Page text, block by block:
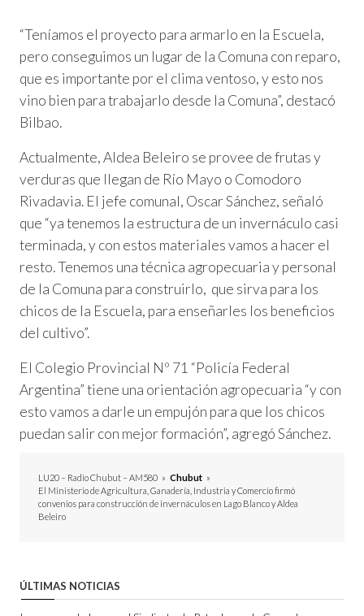
“Teníamos el proyecto para armarlo en la Escuela,
pero conseguimos un lugar de la Comuna con reparo,
que es importante por el clima ventoso, y esto nos
vino bien para trabajarlo desde la Comuna”, destacó
Bilbao.
Actualmente, Aldea Beleiro se provee de frutas y
verduras que llegan de Río Mayo o Comodoro
Rivadavia. El jefe comunal, Oscar Sánchez, señaló
que “ya tenemos la estructura de un invernáculo casi
terminada, y con estos materiales vamos a hacer el
resto. Tenemos una técnica agropecuaria y personal
de la Comuna para construirlo, que sirva para los
chicos de la Escuela, para enseñarles los beneficios
del cultivo”.
El Colegio Provincial Nº 71 “Policía Federal
Argentina” tiene una orientación agropecuaria “y con
esto vamos a darle un empujón para que los chicos
puedan salir con mejor formación”, agregó Sánchez.
LU20 – Radio Chubut – AM580 » Chubut »
El Ministerio de Agricultura, Ganadería, Industria y Comercio firmó
convenios para construcción de invernáculos en Lago Blanco y Aldea
Beleiro
ÚLTIMAS NOTICIAS